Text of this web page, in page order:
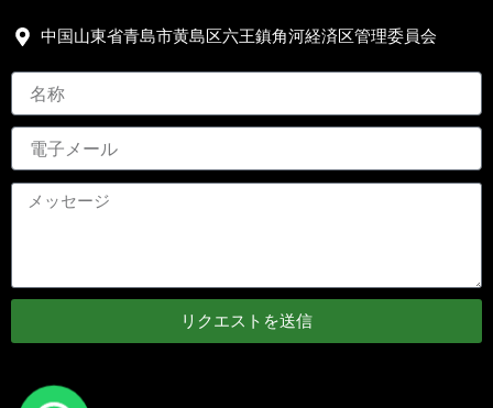
中国山東省青島市黄島区六王鎮角河経済区管理委員会
リクエストを送信